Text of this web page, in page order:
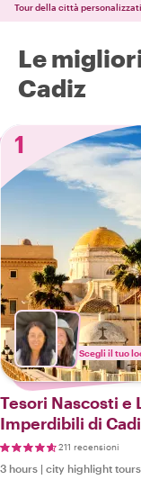
Tour della città
Le
Cadiz
1
Scegli il tuo
Tesori Nascosti e
Imperdibili di
211 recensioni
3 hours | city highlight tours